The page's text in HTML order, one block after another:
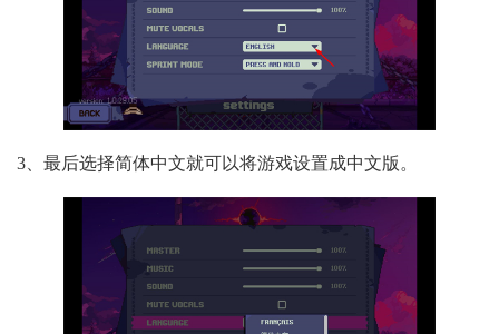
3、最后选择简体中文就可以将游戏设置成中文版。